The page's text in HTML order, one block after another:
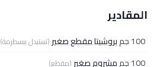
المقادير
100 جم بروشيتا مقطع صغير (تستبدل ببسطرمة)
100 جم مشروم صغير (مقطع)